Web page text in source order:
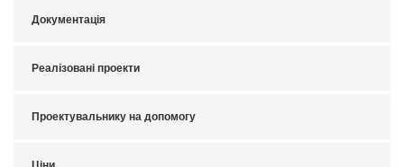
Документація
Реалізовані проекти
Проектувальнику на допомогу